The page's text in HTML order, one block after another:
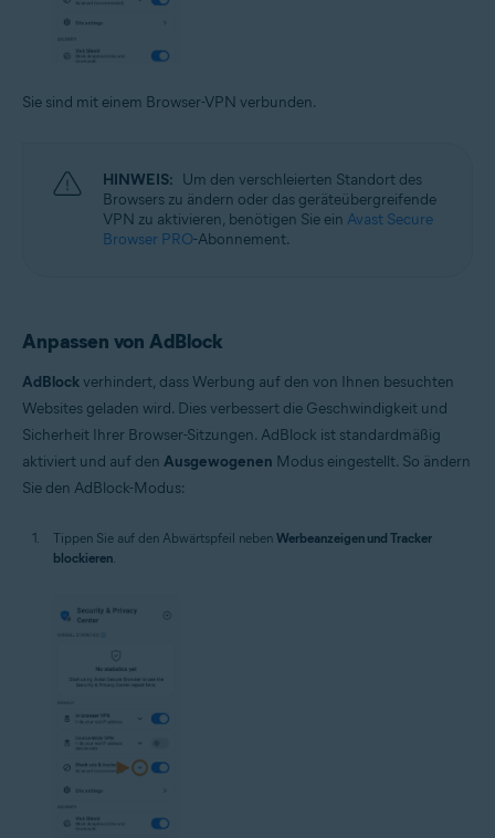
Sie sind mit einem Browser-VPN verbunden.
HINWEIS: Um den verschleierten Standort des
Browsers zu ändern oder das geräteübergreifende
VPN zu aktivieren, benötigen Sie ein Avast Secure
Browser PRO-Abonnement.
Anpassen von AdBlock
AdBlockverhindert, dass Werbung auf den von Ihnen besuchten
Websites geladen wird. Dies verbessert die Geschwindigkeit und
Sicherheit Ihrer Browser-Sitzungen. AdBlock ist standardmäßig
aktiviert und auf den Ausgewogenen Modus eingestellt. So ändern
Sie den AdBlock-Modus:
Tippen Sie auf den Abwärtspfeil neben Werbeanzeigen und Tracker
blockieren